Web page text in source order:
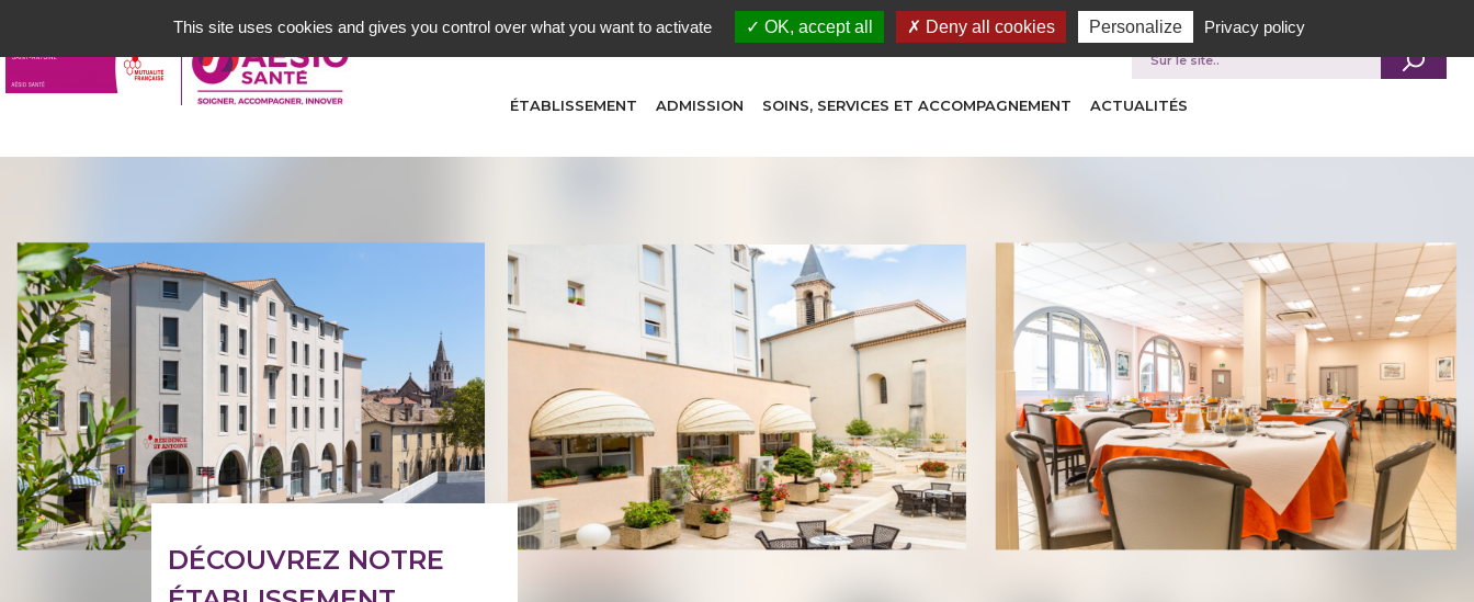
contenu
principal
ÉTABLISSEMENT ADMISSION SOINS, SERVICES ET ACCOMPAGNEMENT ACTUALITÉS
Je recherche
DÉCOUVREZ NOTRE
This site uses cookies and gives you control over what you want to activate OK, accept all Deny all cookies Personalize Privacy policy